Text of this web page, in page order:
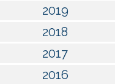
2019
2018
2017
2016